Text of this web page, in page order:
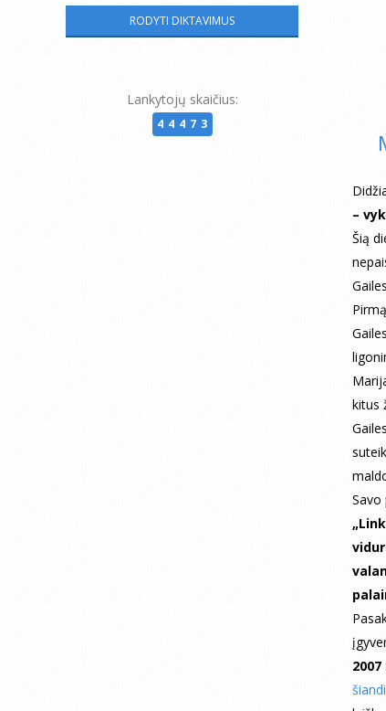
–
Šią
kitus
Lankytojų skaičius:
44473